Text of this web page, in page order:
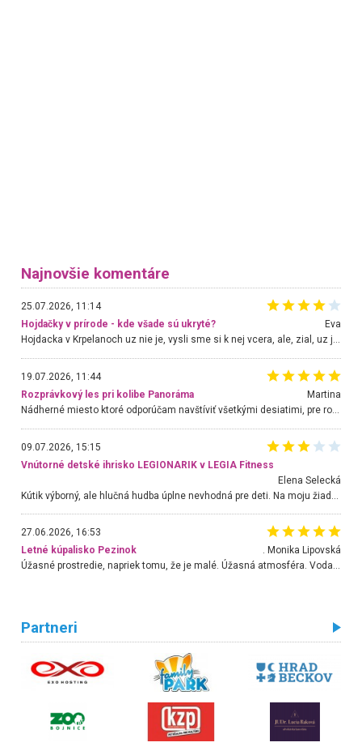
Najnovšie komentáre
25.07.2026, 11:14
Hojdačky v prírode - kde všade sú ukryté?
Eva
Hojdacka v Krpelanoch uz nie je, vysli sme si k nej vcera, ale, zial, uz je znicena. Ak sem planujete cestu len kvoli hojdacke, mozete si ju usetrit. Krasny vyhlad je tu vsak aj bez hojdacky :-)
19.07.2026, 11:44
Rozprávkový les pri kolibe Panoráma
Martina
Nádherné miesto ktoré odporúčam navštíviť všetkými desiatimi, pre rodiny s deťmi, dôchodcom... Proste a jednoducho ozaj rozprávkový les.. určite ešte prídeme. Odniesli sme si na pamiatku krásne tričká,
09.07.2026, 15:15
Vnútorné detské ihrisko LEGIONARIK v LEGIA Fitness
Elena Selecká
27.06.2026, 16:53
Letné kúpalisko Pezinok
. Monika Lipovská
Úžasné prostredie, napriek tomu, že je malé. Úžasná atmosféra. Voda fantastická a nádherná. Ľudí je pomerne veľa, ale su mili a ohľaduplní. Je veľmi zaujímavé sledovať, ako dokážu spolu športovať cudzí ľudia a bez ohľadu na vek. Vládne tu pohoda. Vnuka neviem dostať z vody. Ďakujem za krásny deň . Urcite sa sem vrátim. Jediný problém je s parkovaním, ale aj ten sa mi podarilo vyriešiť. Monika Bratislava
Partneri